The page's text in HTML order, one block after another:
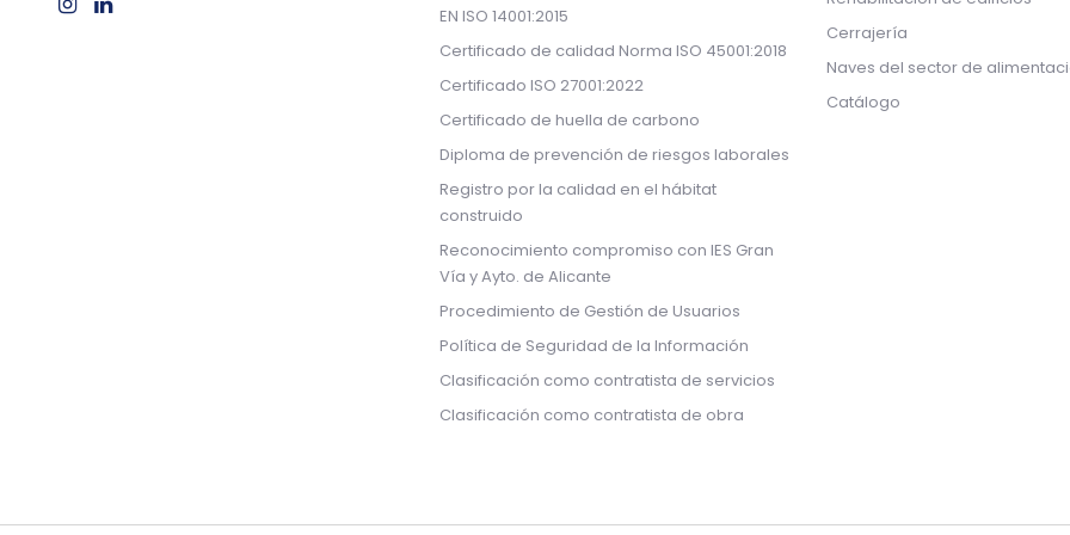
EN ISO 14001:2015
Certificado de calidad Norma ISO 45001:2018
Certificado ISO 27001:2022
Certificado de huella de carbono
Diploma de prevención de riesgos laborales
Registro por la calidad en el hábitat
construido
Reconocimiento compromiso con IES Gran
Vía y Ayto. de Alicante
Procedimiento de Gestión de Usuarios
Política de Seguridad de la Información
Clasificación como contratista de servicios
Clasificación como contratista de obra
Cerrajería
Naves del sector de
Catálogo